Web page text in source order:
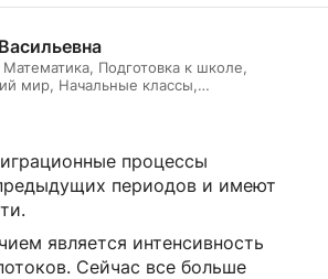
Математика, Подготовка к школе,
мир, Начальные классы,
процессы
периодов и имеют
является интенсивность
Сейчас все больше